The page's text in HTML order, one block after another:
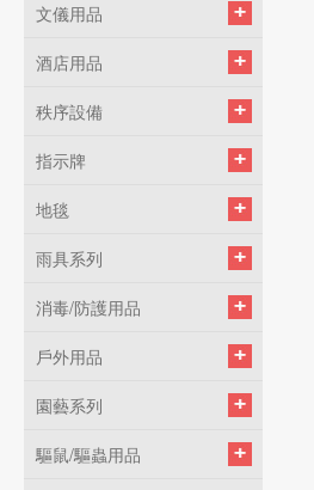
文儀用品
酒店用品
秩序設備
指示牌
地毯
雨具系列
消毒/防護用品
戶外用品
園藝系列
驅鼠/驅蟲用品